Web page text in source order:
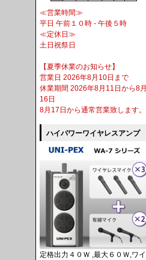
≪営業時間≫
平日 午前１０時 - 午後５時
≪定休日≫
土日祝祭日
【夏季休業のお知らせ】
営業日 2026年8月10日まで
休業期間 2026年8月11日から8月
16日
8月17日から通常営業致します。
ハイパワーワイヤレスアンプ
定格出力４０Ｗ ,最大６０Ｗ,ワイ